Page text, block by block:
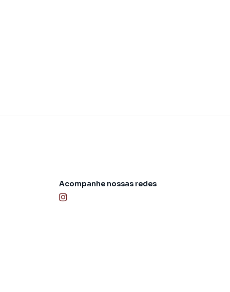
Acompanhe nossas redes